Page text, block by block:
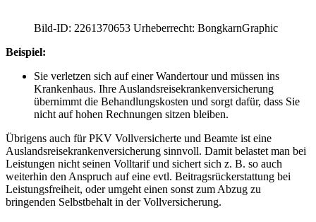
Bild-ID: 2261370653 Urheberrecht: BongkarnGraphic
Beispiel:
Sie verletzen sich auf einer Wandertour und müssen ins
Krankenhaus. Ihre Auslandsreisekrankenversicherung
übernimmt die Behandlungskosten und sorgt dafür, dass Sie
nicht auf hohen Rechnungen sitzen bleiben.
Übrigens auch für PKV Vollversicherte und Beamte ist eine
Auslandsreisekrankenversicherung sinnvoll. Damit belastet man bei
Leistungen nicht seinen Volltarif und sichert sich z. B. so auch
weiterhin den Anspruch auf eine evtl. Beitragsrückerstattung bei
Leistungsfreiheit, oder umgeht einen sonst zum Abzug zu
bringenden Selbstbehalt in der Vollversicherung.